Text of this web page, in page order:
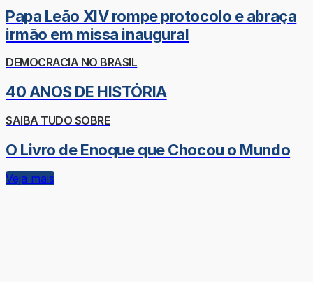
Papa Leão XIV rompe protocolo e abraça
irmão em missa inaugural
DEMOCRACIA NO BRASIL
40 ANOS DE HISTÓRIA
SAIBA TUDO SOBRE
O Livro de Enoque que Chocou o Mundo
Veja mais